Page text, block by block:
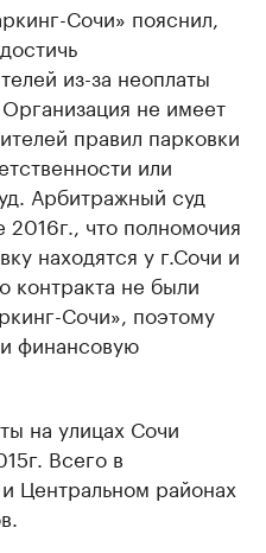
Сочи» пояснил,
из-за неоплаты
не имеет
правил парковки
или
Арбитражный суд
что полномочия
находятся у г.Сочи и
контракта не были
Сочи», поэтому
финансовую
на улицах Сочи
Всего в
Центральном районах